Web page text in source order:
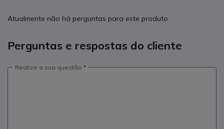
Atualmente não há perguntas para este produto.
Perguntas e respostas do cliente
Realize a sua questão